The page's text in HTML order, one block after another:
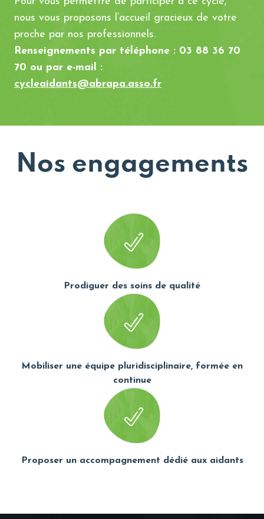
nous vous proposons l’accueil gracieux de votre
proche par nos professionnels.
Renseignements par téléphone : 03 88 36 70
70 ou par e-mail :
cycleaidants@abrapa.asso.fr
Nos engagements
Prodiguer des soins de qualité
Mobiliser une équipe pluridisciplinaire, formée en
continue
Proposer un accompagnement dédié aux aidants